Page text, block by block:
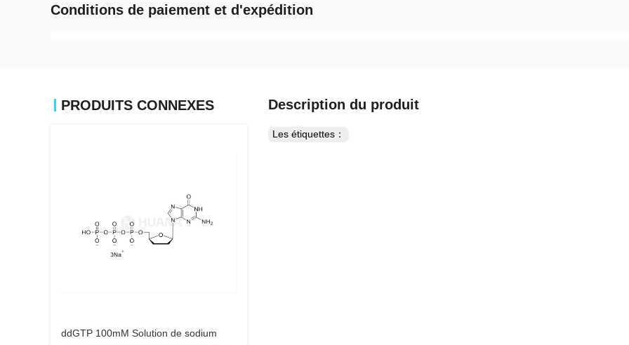
Conditions de paiement et d'expédition
PRODUITS CONNEXES
ddGTP 100mM Solution de sodium
Description du produit
Les étiquettes：